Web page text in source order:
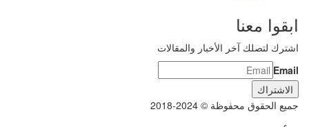
ابقوا معنا
اشترك لتصلك آخر الأخبار والمقالات
Email
جميع الحقوق محفوظة © 2024-2018